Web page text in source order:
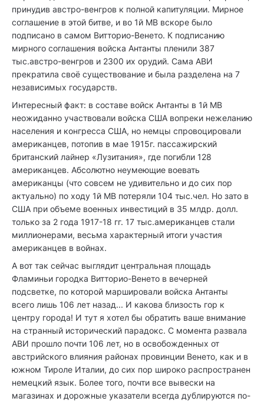
принудив австро-венгров к полной капитуляции. Мирное
соглашение в этой битве, и во 1й МВ вскоре было
подписано в самом Витторио-Венето. К подписанию
мирного соглашения войска Антанты пленили 387
тыс.австро-венгров и 2300 их орудий. Сама АВИ
прекратила своё существование и была разделена на 7
независимых государств.
Интересный факт: в составе войск Антанты в 1й МВ
неожиданно участвовали войска США вопреки нежеланию
населения и конгресса США, но немцы спровоцировали
американцев, потопив в мае 1915г. пассажирский
британский лайнер «Лузитания», где погибли 128
американцев. Абсолютно неумеющие воевать
американцы (что совсем не удивительно и до сих пор
актуально) по ходу 1й МВ потеряли 104 тыс.чел. Но зато в
США при объеме военных инвестиций в 35 млдр. долл.
только за 2 года 1917-18 гг. 17 тыс.американцев стали
миллионерами, весьма характерный итоги участия
американцев в войнах.
А вот так сейчас выглядит центральная площадь
Фламиньи городка Витторио-Венето в вечерней
подсветке, по которой маршировали войска Антанты
всего лишь 106 лет назад... И какова близость гор к
центру города! И тут я хотел бы обратить ваше внимание
на странный исторический парадокс. С момента развала
АВИ прошло почти 106 лет, но в освобожденных от
австрийского влияния районах провинции Венето, как и в
южном Тироле Италии, до сих пор широко распространен
немецкий язык. Более того, почти все вывески на
магазинах и дорожные указатели всегда дублируются по-